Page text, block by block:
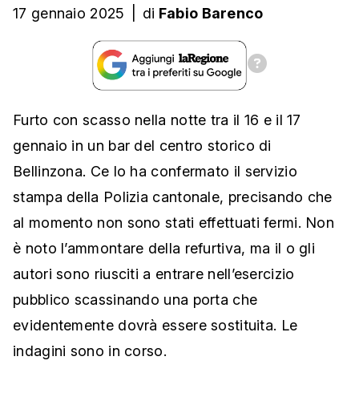
17 gennaio 2025 di Fabio Barenco
Furto con scasso nella notte tra il 16 e il 17
gennaio in un bar del centro storico di
Bellinzona. Ce lo ha confermato il servizio
stampa della Polizia cantonale, precisando che
al momento non sono stati effettuati fermi. Non
è noto l’ammontare della refurtiva, ma il o gli
autori sono riusciti a entrare nell’esercizio
pubblico scassinando una porta che
evidentemente dovrà essere sostituita. Le
indagini sono in corso.